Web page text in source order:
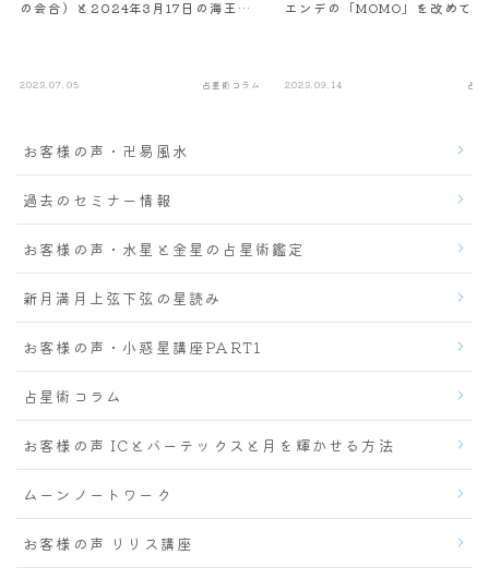
の会合）と2024年3月17日の海王星
2023.07.05 占星術コラム
エンデの「MOMO」を改めて
2023.09.14 占
お客様の声・卍易風水
過去のセミナー情報
お客様の声・水星と金星の占星術鑑定
新月満月上弦下弦の星読み
お客様の声・小惑星講座PART1
占星術コラム
お客様の声 ICとバーテックスと月を輝かせる方法
ムーンノートワーク
お客様の声 リリス講座